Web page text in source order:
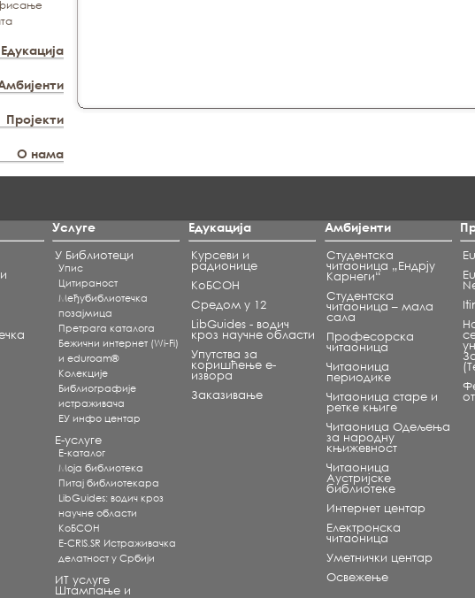
Едукација
Пројекти
О нама
Услуге
У Библиотеци
Упис
Цитираност
Међубиблиотечка
позајмица
Претрага каталога
Бежични интернет (Wi-Fi)
и eduroam®
Koлекције
Библиографије
истраживача
ЕУ инфо центар
Е-услуге
Е-каталог
Моја библиотека
Питај библиотекара
LibGuides: водич кроз
научне области
КоБСОН
E-CRIS.SR Истраживачка
делатност у Србији
ИТ услуге
Штампање и
Едукација
Курсеви и
радионице
КоБСОН
Средом у 12
LibGuides - водич
кроз научне области
Упутства за
коришћење е-
извора
Заказивање
Амбијенти
Студентска
читаоница „Ендрју
Карнеги“
Студентска
читаоница – мала
сала
Професорска
читаоница
Читаоница
периодике
Читаоница старе и
ретке књиге
Читаоница Одељења
за народну
књижевност
Читаоница
Аустријске
библиотеке
Интернет центар
Електронска
читаоница
Уметнички центар
Освежење